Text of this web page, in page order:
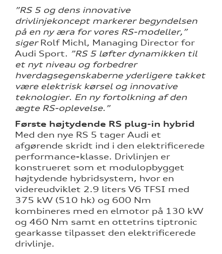
”RS 5 og dens innovative
drivlinjekoncept markerer begyndelsen
på en ny æra for vores RS-modeller,”
siger Rolf Michl, Managing Director for
Audi Sport. ”RS 5 løfter dynamikken til
et nyt niveau og forbedrer
hverdagsegenskaberne yderligere takket
være elektrisk kørsel og innovative
teknologier. En ny fortolkning af den
ægte RS-oplevelse.”
Første højtydende RS plug-in hybrid
Med den nye RS 5 tager Audi et
afgørende skridt ind i den elektrificerede
performance-klasse. Drivlinjen er
konstrueret som et modulopbygget
højtydende hybridsystem, hvor en
videreudviklet 2.9 liters V6 TFSI med
375 kW (510 hk) og 600 Nm
kombineres med en elmotor på 130 kW
og 460 Nm samt en ottetrins tiptronic
gearkasse tilpasset den elektrificerede
drivlinje.